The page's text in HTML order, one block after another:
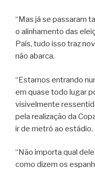
“Mas já se passaram
o alinhamento das
País, tudo isso traz
não abarca.
“Estamos entrando
em quase todo lugar
visivelmente
pela realização da
ir de metrô ao estádio.
“Não importa qual
como dizem os